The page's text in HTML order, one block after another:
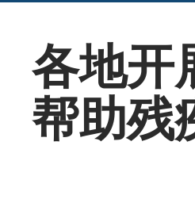
各地开
帮助残